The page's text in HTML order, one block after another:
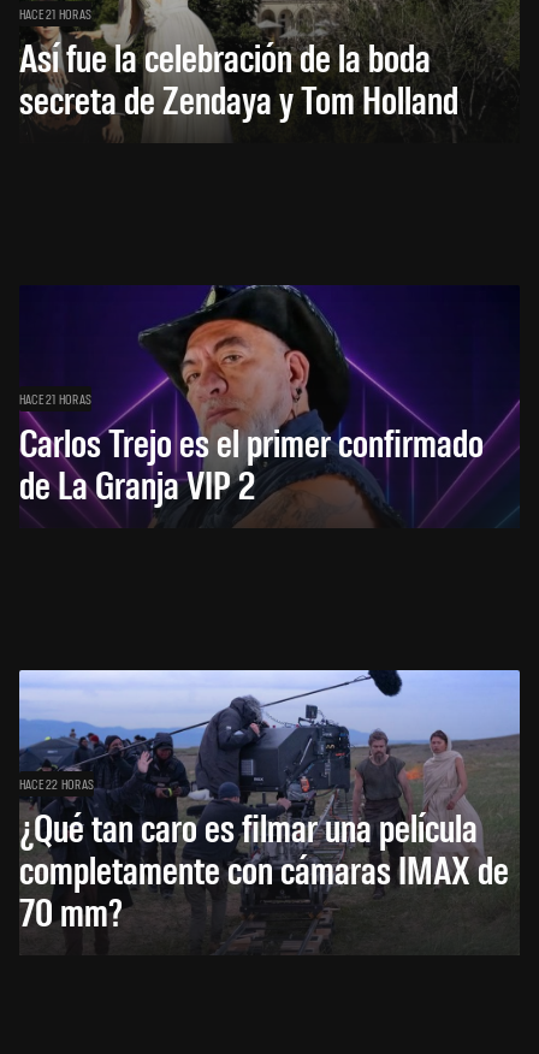
HACE 21 HORAS
Así fue la celebración de la boda
secreta de Zendaya y Tom Holland
HACE 21 HORAS
Carlos Trejo es el primer confirmado
de La Granja VIP 2
HACE 22 HORAS
¿Qué tan caro es filmar una película
completamente con cámaras IMAX de
70 mm?